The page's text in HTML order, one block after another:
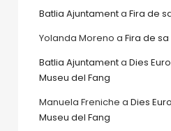
Batlia Ajuntamenta Fira de
Yolanda Moreno a Fira de sa
Batlia Ajuntamenta Dies
Museu del Fang
Manuela Freniche a Dies
Museu del Fang